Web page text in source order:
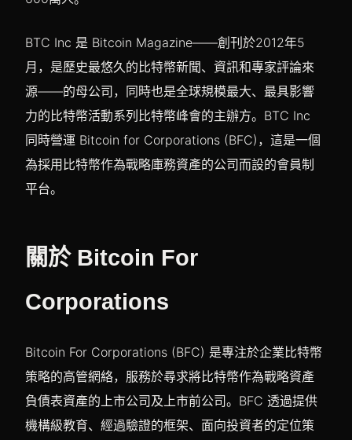
BTC Inc 是 Bitcoin Magazine——創刊於2012年5
月，是歷史最悠久的比特幣新聞、資訊和專家評論來
源——的母公司，同時也是全球規模最大、最具影響
力的比特幣活動系列比特幣峰會的主辦方。BTC Inc
同時營運 Bitcoin for Corporations (BFC)，這是一個
為採用比特幣作為戰略庫務資產的公司而設的會員制
平台。
關於 Bitcoin For
Corporations
Bitcoin For Corporations (BFC) 是專注於企業比特幣
策略的高管網絡，服務於尋求將比特幣作為戰略資產
負債表資產的上市公司及上市前公司。BFC 透過提供
機構級教育、經過驗證的框架、面向投資者的定位策